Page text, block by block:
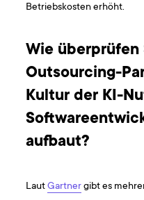
Betriebskosten erhöht.
Wie überprüfen
Outsourcing-
Kultur der KI-
aufbaut?
LautGartnergibt es